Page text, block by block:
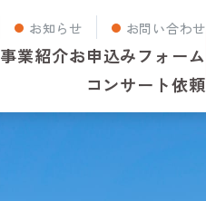
お知らせ お問い合わせ
事業紹介お申込みフォーム
コンサート依頼